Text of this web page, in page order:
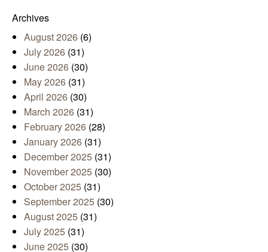
Archives
August 2026 (6)
July 2026 (31)
June 2026 (30)
May 2026 (31)
April 2026 (30)
March 2026 (31)
February 2026 (28)
January 2026 (31)
December 2025 (31)
November 2025 (30)
October 2025 (31)
September 2025 (30)
August 2025 (31)
July 2025 (31)
June 2025 (30)